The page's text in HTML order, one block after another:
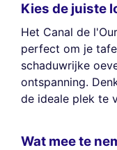
Kies de juiste
Het Canal de
perfect om je
schaduwrijke
ontspanning.
de ideale plek te
Wat mee te